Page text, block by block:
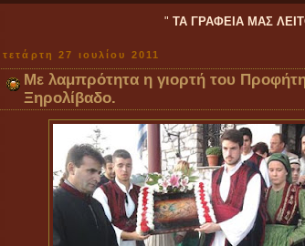
ΤΑ ΓΡΑΦΕΙΑ ΜΑΣ ΛΕΙΤΟΥΡΓΟΥΝ
τετάρτη 27 ιουλίου 2011
Με λαμπρότητα η γιορτή του
Ξηρολίβαδο.